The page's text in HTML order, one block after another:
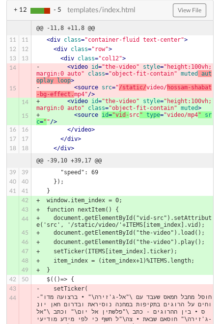
+ 12 - 5 templates/index.html View File
@@ -11,8 +11,8 @@
11 11 <div class="container-fluid text-center">
12 12 <div class="row">
13 13 <div class="col12">
14 - <video id="the-video" style="height:100vh;
margin:0 auto"
class="object-fit-contain" muted
aut
oplay
loop>
15 - <source src="/static/video/hossam-shabat
-bg-effect.mp4"/>
14 + <video id="the-video" style="height:100vh;
margin:0 auto"
class="object-fit-contain" muted>
15 + <source id="vid-src" type="video/mp4"
sr
c=" "/>
16 16 </video>
17 17 </div>
18 18 </div>
@@ -39,10 +39,17 @@
39 39
       "speed": 69
40 40
     });
41 41
   }
42 +  window.item_index = 0;
43 +  function nextItem() {
44
+    document.getElementById("vid-src").setAttribut
e('src', '/static/video/'+ITEMS[item_index].vid);
45 +    document.getElementById("the-video").load();
46 +    document.getElementById("the-video").play();
47 +    setTicker(ITEMS[item_index].ticker);
48 +    item_index = (item_index+1)%ITEMS.length;
49 +  }
42 50
   $(()=> {
43 -    setTicker(
44
-"חוסל מחבל חמאס שעבד עם \"אל-ג'זירה\" • ברצועה מדו
וחים על הרוגים בתקיפות במחנה נוסיראת ובדרום חאן יונ
ס • בין ההרוגים - כתב \"פלשתין אל יום\" וכתב \"אל
-ג'זירה\" חוסאם שבאת • צה\"ל חשף כי לפי מידע מודיעי